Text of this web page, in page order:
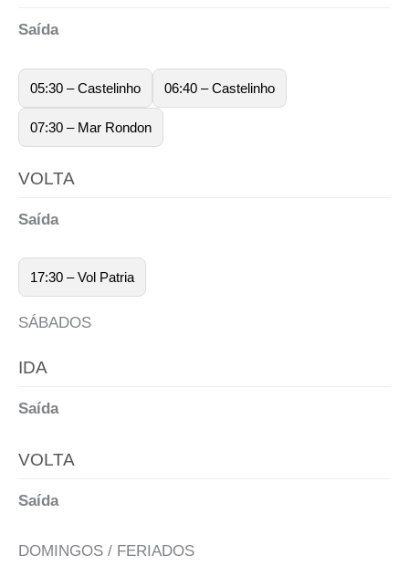
Saída
05:30 – Castelinho 06:40 – Castelinho
07:30 – Mar Rondon
VOLTA
Saída
17:30 – Vol Patria
SÁBADOS
IDA
Saída
VOLTA
Saída
DOMINGOS / FERIADOS